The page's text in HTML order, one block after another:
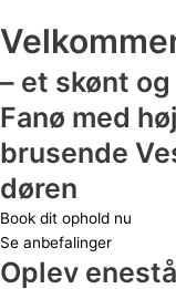
– et skønt
Fanø med
brusende
døren
Book dit ophold nu
Se anbefalinger
Oplev